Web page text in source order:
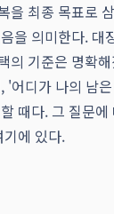
을 최종 목표로
을 의미한다. 대
의 기준은 명확
'어디가 나의 남
때다. 그 질문
에 있다.